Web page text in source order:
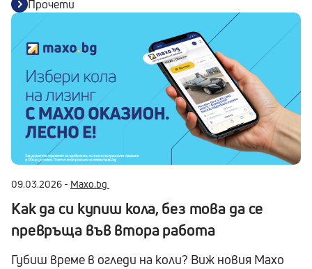
Прочети
09.03.2026 - Maxo.bg
Как да си купиш кола, без това да се
превръща във втора работа
Губиш време в огледи на коли? Виж новия Maxo